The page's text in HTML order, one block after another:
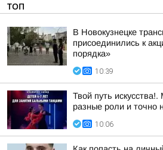
ТОП
В Новокузнецке
присоединились к
порядка»
10:39
Твой путь
разные роли и точно
10:06